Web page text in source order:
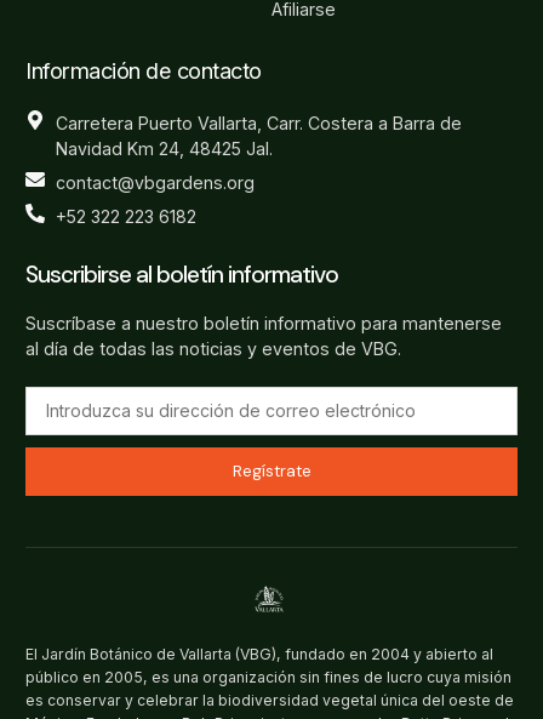
Afiliarse
Información de contacto
Carretera Puerto Vallarta, Carr. Costera a Barra de
Navidad Km 24, 48425 Jal.
contact@vbgardens.org
+52 322 223 6182
Suscribirse al boletín informativo
Suscríbase a nuestro boletín informativo para mantenerse
al día de todas las noticias y eventos de VBG.
Regístrate
El Jardín Botánico de Vallarta (VBG), fundado en 2004 y abierto al
público en 2005, es una organización sin fines de lucro cuya misión
es conservar y celebrar la biodiversidad vegetal única del oeste de